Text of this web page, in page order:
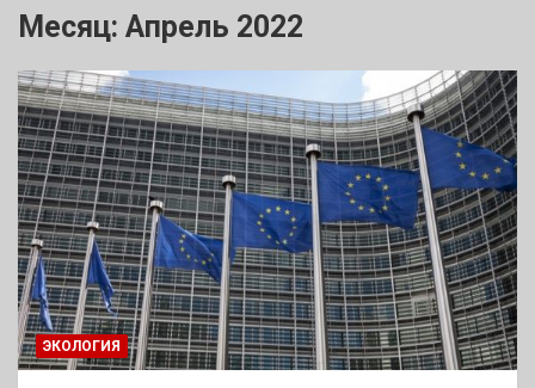
Месяц: Апрель 2022
ЭКОЛОГИЯ